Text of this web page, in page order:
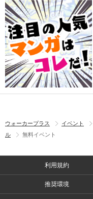
ウォーカープラス イベント
ル
無料イベント
利用規約
推奨環境